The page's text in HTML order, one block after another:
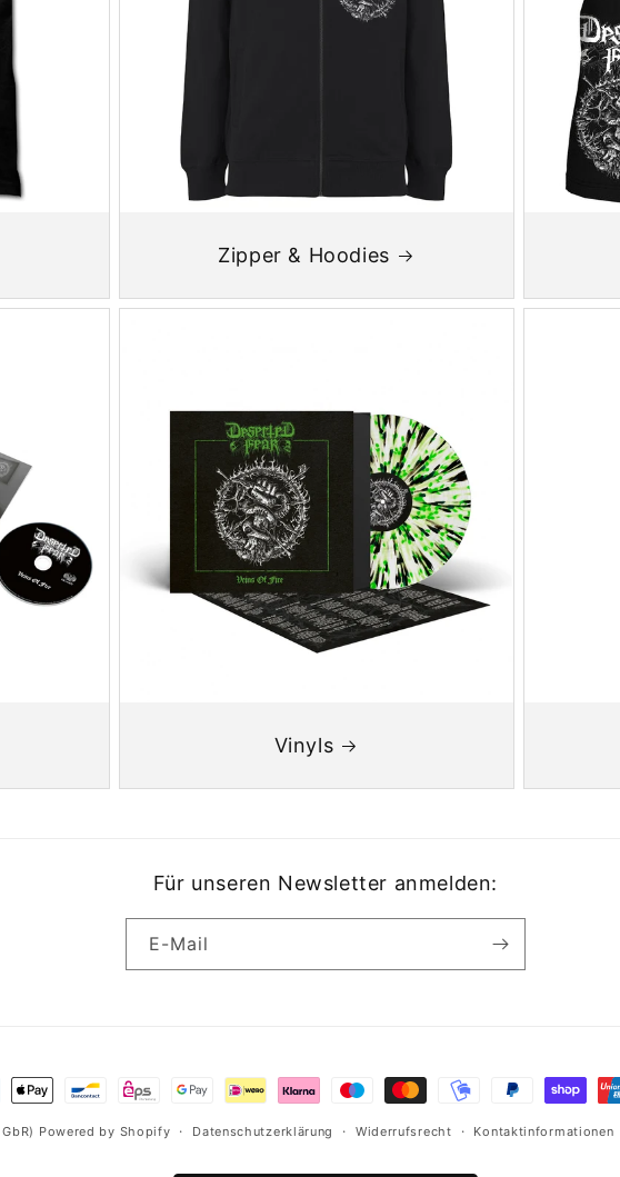
Zipper & Hoodies
Vinyls
Für unseren Newsletter anmelden:
E-Mail
Powered by Shopify Datenschutzerklärung Widerrufsrecht Kontaktinformationen